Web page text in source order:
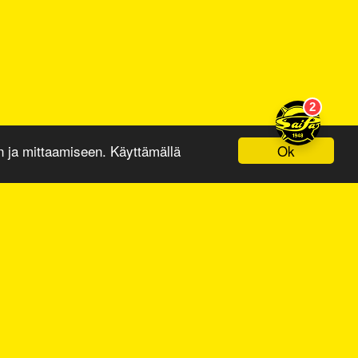
Ok
ja mittaamiseen. Käyttämällä